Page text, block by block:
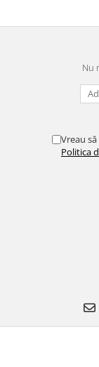
Nu
Vreau
Politica